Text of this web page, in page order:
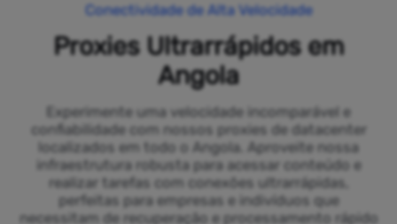
Conectividade de Alta Velocidade
Proxies Ultrarrápidos em
Angola
Experimente uma velocidade incomparável e
confiabilidade com nossos proxies de datacenter
localizados em todo o Angola. Aproveite nossa
infraestrutura robusta para acessar conteúdo e
realizar tarefas com conexões ultrarrápidas,
perfeitas para empresas e indivíduos que
necessitam de recuperação e processamento rápido